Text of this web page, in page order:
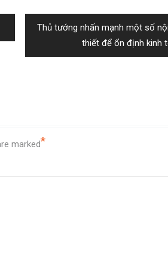
TP. Hạ Long, tỉnh Quảng Ninh.
Khê, TP Đà Nẵng
Next
Thủ tướng nhấn mạnh một số
thiết để ổn định kinh
marked*